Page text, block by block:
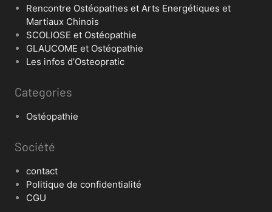
Rencontre Ostéopathes et Arts Energétiques et
Martiaux Chinois
SCOLIOSE et Ostéopathie
GLAUCOME et Ostéopathie
Les infos d’Osteopratic
Categories
Ostéopathie
Société
contact
Politique de confidentialité
CGU